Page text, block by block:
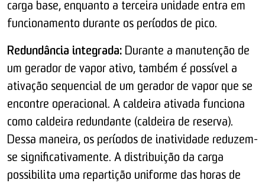
carga base, enquanto a terceira unidade entra em
funcionamento durante os períodos de pico.
Redundância integrada: Durante a manutenção de
um gerador de vapor ativo, também é possível a
ativação sequencial de um gerador de vapor que se
encontre operacional. A caldeira ativada funciona
como caldeira redundante (caldeira de reserva).
Dessa maneira, os períodos de inatividade reduzem-
se significativamente. A distribuição da carga
possibilita uma repartição uniforme das horas de